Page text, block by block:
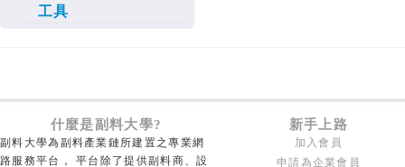
工具
什麼是副料大學? 新手上路
副料大學為副料產業鏈所建置之專業網
路服務平台， 平台除了提供副料商、設
加入會員
申請為企業會員